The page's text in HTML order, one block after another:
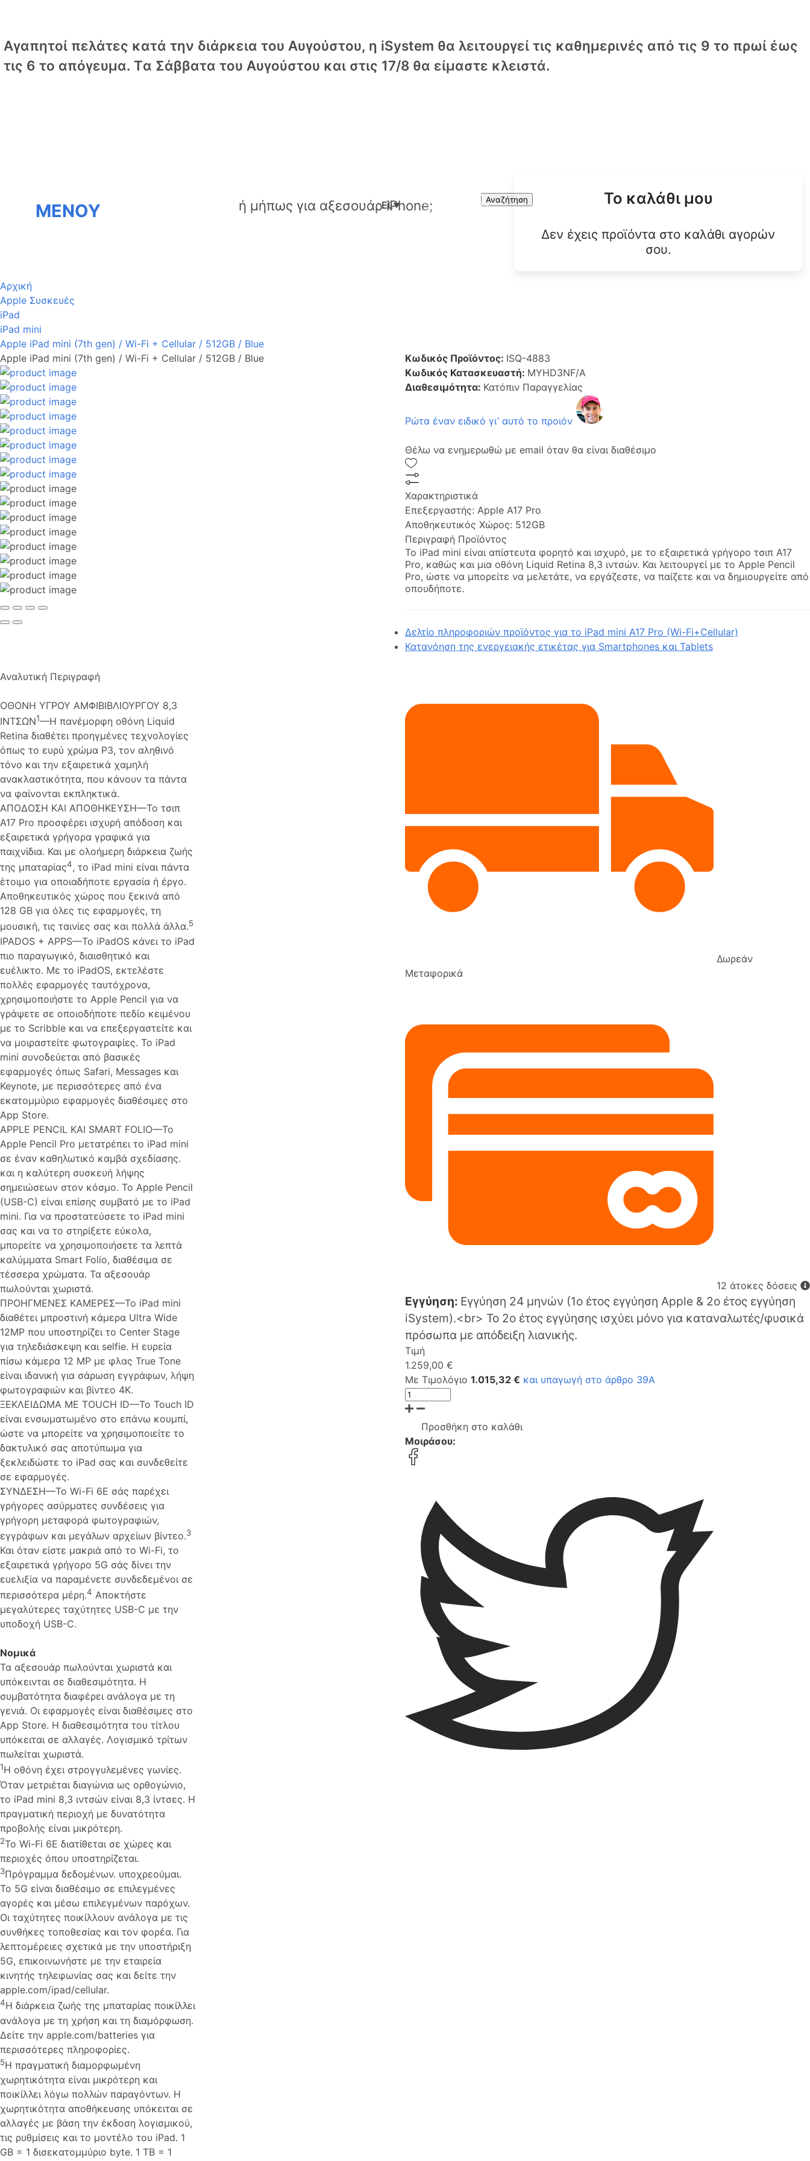
Αγαπητοί πελάτες κατά την διάρκεια του Αυγούστου, η iSystem θα λειτουργεί τις καθημερινές από τις 9 το πρωί έως
τις 6 το απόγευμα. Tα Σάββατα του Αυγούστου και στις 17/8 θα είμαστε κλειστά.
ΜΕΝΟΥ
Search Αναζήτηση
EL▼ Το καλάθι μου
Δεν έχεις προϊόντα στο καλάθι αγορών
σου.
Αρχική
Apple Συσκευές
iPad
iPad mini
Apple iPad mini (7th gen) / Wi-Fi + Cellular / 512GB / Blue
Apple iPad mini (7th gen) / Wi-Fi + Cellular / 512GB / Blue
Αναλυτική Περιγραφή
ΟΘΟΝΗ ΥΓΡΟΥ ΑΜΦΙΒΙΒΛΙΟΥΡΓΟΥ 8,3
ΙΝΤΣΩΝ1—Η πανέμορφη οθόνη Liquid
Retina διαθέτει προηγμένες τεχνολογίες
όπως το ευρύ χρώμα P3, τον αληθινό
τόνο και την εξαιρετικά χαμηλή
ανακλαστικότητα, που κάνουν τα πάντα
να φαίνονται εκπληκτικά.
ΑΠΟΔΟΣΗ ΚΑΙ ΑΠΟΘΗΚΕΥΣΗ—Το τσιπ
A17 Pro προσφέρει ισχυρή απόδοση και
εξαιρετικά γρήγορα γραφικά για
παιχνίδια. Και με ολοήμερη διάρκεια ζωής
της μπαταρίας4, το iPad mini είναι πάντα
έτοιμο για οποιαδήποτε εργασία ή έργο.
Αποθηκευτικός χώρος που ξεκινά από
128 GB για όλες τις εφαρμογές, τη
μουσική, τις ταινίες σας και πολλά άλλα.5
IPADOS + APPS—Το iPadOS κάνει το iPad
πιο παραγωγικό, διαισθητικό και
ευέλικτο. Με το iPadOS, εκτελέστε
πολλές εφαρμογές ταυτόχρονα,
χρησιμοποιήστε το Apple Pencil για να
γράψετε σε οποιοδήποτε πεδίο κειμένου
με το Scribble και να επεξεργαστείτε και
να μοιραστείτε φωτογραφίες. Το iPad
mini συνοδεύεται από βασικές
εφαρμογές όπως Safari, Messages και
Keynote, με περισσότερες από ένα
εκατομμύριο εφαρμογές διαθέσιμες στο
App Store.
APPLE PENCIL ΚΑΙ SMART FOLIO—Το
Apple Pencil Pro μετατρέπει το iPad mini
σε έναν καθηλωτικό καμβά σχεδίασης.
και η καλύτερη συσκευή λήψης
σημειώσεων στον κόσμο. Το Apple Pencil
(USB-C) είναι επίσης συμβατό με το iPad
mini. Για να προστατεύσετε το iPad mini
σας και να το στηρίξετε εύκολα,
μπορείτε να χρησιμοποιήσετε τα λεπτά
καλύμματα Smart Folio, διαθέσιμα σε
τέσσερα χρώματα. Τα αξεσουάρ
πωλούνται χωριστά.
ΠΡΟΗΓΜΕΝΕΣ ΚΑΜΕΡΕΣ—Το iPad mini
διαθέτει μπροστινή κάμερα Ultra Wide
12MP που υποστηρίζει το Center Stage
για τηλεδιάσκεψη και selfie. Η ευρεία
πίσω κάμερα 12 MP με φλας True Tone
είναι ιδανική για σάρωση εγγράφων, λήψη
φωτογραφιών και βίντεο 4K.
ΞΕΚΛΕΙΔΩΜΑ ΜΕ TOUCH ID—Το Touch ID
είναι ενσωματωμένο στο επάνω κουμπί,
ώστε να μπορείτε να χρησιμοποιείτε το
δακτυλικό σας αποτύπωμα για
ξεκλειδώστε το iPad σας και συνδεθείτε
σε εφαρμογές.
ΣΥΝΔΕΣΗ—Το Wi-Fi 6E σάς παρέχει
γρήγορες ασύρματες συνδέσεις για
γρήγορη μεταφορά φωτογραφιών,
εγγράφων και μεγάλων αρχείων βίντεο.3
Και όταν είστε μακριά από το Wi-Fi, το
εξαιρετικά γρήγορο 5G σάς δίνει την
ευελιξία να παραμένετε συνδεδεμένοι σε
περισσότερα μέρη.4 Αποκτήστε
μεγαλύτερες ταχύτητες USB-C με την
υποδοχή USB-C.
Νομικά
Τα αξεσουάρ πωλούνται χωριστά και
υπόκεινται σε διαθεσιμότητα. Η
συμβατότητα διαφέρει ανάλογα με τη
γενιά. Οι εφαρμογές είναι διαθέσιμες στο
App Store. Η διαθεσιμότητα του τίτλου
υπόκειται σε αλλαγές. Λογισμικό τρίτων
πωλείται χωριστά.
1Η οθόνη έχει στρογγυλεμένες γωνίες.
Όταν μετριέται διαγώνια ως ορθογώνιο,
το iPad mini 8,3 ιντσών είναι 8,3 ίντσες. Η
πραγματική περιοχή με δυνατότητα
προβολής είναι μικρότερη.
2Το Wi-Fi 6E διατίθεται σε χώρες και
περιοχές όπου υποστηρίζεται.
3Πρόγραμμα δεδομένων. υποχρεούμαι.
Το 5G είναι διαθέσιμο σε επιλεγμένες
αγορές και μέσω επιλεγμένων παρόχων.
Οι ταχύτητες ποικίλλουν ανάλογα με τις
συνθήκες τοποθεσίας και τον φορέα. Για
λεπτομέρειες σχετικά με την υποστήριξη
5G, επικοινωνήστε με την εταιρεία
κινητής τηλεφωνίας σας και δείτε την
apple.com/ipad/cellular.
4Η διάρκεια ζωής της μπαταρίας ποικίλλει
ανάλογα με τη χρήση και τη διαμόρφωση.
Δείτε την apple.com/batteries για
περισσότερες πληροφορίες.
5Η πραγματική διαμορφωμένη
χωρητικότητα είναι μικρότερη και
ποικίλλει λόγω πολλών παραγόντων. Η
χωρητικότητα αποθήκευσης υπόκειται σε
αλλαγές με βάση την έκδοση λογισμικού,
τις ρυθμίσεις και το μοντέλο του iPad. 1
GB = 1 δισεκατομμύριο byte. 1 TB = 1
Κωδικός Προϊόντος: ISQ-4883
Κωδικός Κατασκευαστή: MYHD3NF/A
Διαθεσιμότητα: Κατόπιν Παραγγελίας
Ρώτα έναν ειδικό γι’ αυτό το προιόν
Θέλω να ενημερωθώ με email όταν θα είναι διαθέσιμο
Χαρακτηριστικά
Επεξεργαστής: Apple A17 Pro
Αποθηκευτικός Χώρος: 512GB
Περιγραφή Προϊόντος
Το iPad mini είναι απίστευτα φορητό και ισχυρό, με το εξαιρετικά γρήγορο τσιπ A17
Pro, καθώς και μια οθόνη Liquid Retina 8,3 ιντσών. Και λειτουργεί με το Apple Pencil
Pro, ώστε να μπορείτε να μελετάτε, να εργάζεστε, να παίζετε και να δημιουργείτε από
οπουδήποτε.
Δελτίο πληροφοριών προϊόντος για το iPad mini A17 Pro (Wi-Fi+Cellular)
Κατανόηση της ενεργειακής ετικέτας για Smartphones και Tablets
Δωρεάν
Μεταφορικά
12 άτοκες δόσεις
Εγγύηση: Εγγύηση 24 μηνών (1o έτος εγγύηση Apple & 2ο έτος εγγύηση
iSystem).<br> Το 2ο έτος εγγύησης ισχύει μόνο για καταναλωτές/φυσικά
πρόσωπα με απόδειξη λιανικής.
Τιμή
1.259,00 €
Με Τιμολόγιο 1.015,32 € και υπαγωγή στο άρθρο 39Α
Προσθήκη στο καλάθι
Μοιράσου: